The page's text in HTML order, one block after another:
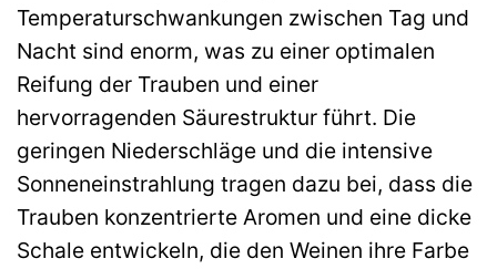
Temperaturschwankungen zwischen Tag und
Nacht sind enorm, was zu einer optimalen
Reifung der Trauben und einer
hervorragenden Säurestruktur führt. Die
geringen Niederschläge und die intensive
Sonneneinstrahlung tragen dazu bei, dass die
Trauben konzentrierte Aromen und eine dicke
Schale entwickeln, die den Weinen ihre Farbe